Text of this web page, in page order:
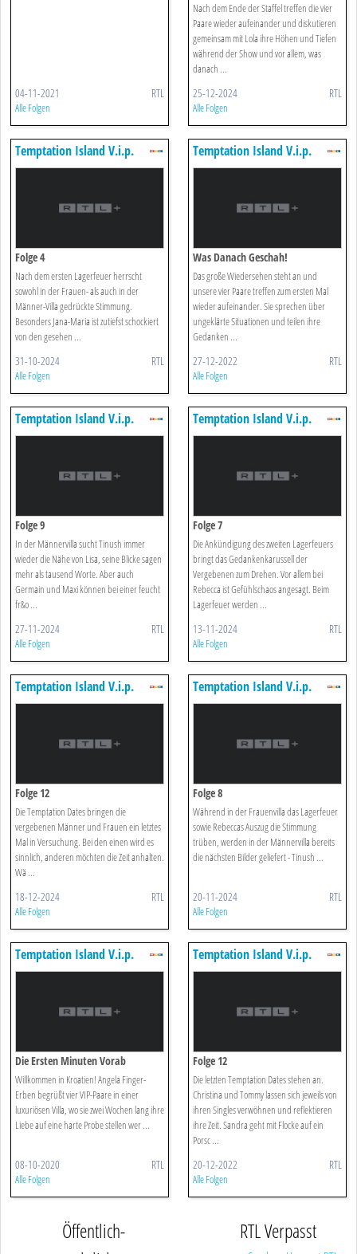
04-11-2021 RTL
Alle Folgen
Nach dem Ende der Staffel treffen die vier
Paare wieder aufeinander und diskutieren
gemeinsam mit Lola ihre Höhen und Tiefen
während der Show und vor allem, was
danach ...
25-12-2024 RTL
Alle Folgen
Temptation Island V.i.p.
Folge 4
Nach dem ersten Lagerfeuer herrscht
sowohl in der Frauen- als auch in der
Männer-Villa gedrückte Stimmung.
Besonders Jana-Maria ist zutiefst schockiert
von den gesehen ...
31-10-2024 RTL
Alle Folgen
Temptation Island V.i.p.
Was Danach Geschah!
Das große Wiedersehen steht an und
unsere vier Paare treffen zum ersten Mal
wieder aufeinander. Sie sprechen über
ungeklärte Situationen und teilen ihre
Gedanken ...
27-12-2022 RTL
Alle Folgen
Temptation Island V.i.p.
Folge 9
In der Männervilla sucht Tinush immer
wieder die Nähe von Lisa, seine Blicke sagen
mehr als tausend Worte. Aber auch
Germain und Maxi können bei einer feucht
fr&o ...
27-11-2024 RTL
Alle Folgen
Temptation Island V.i.p.
Folge 7
Die Ankündigung des zweiten Lagerfeuers
bringt das Gedankenkarussell der
Vergebenen zum Drehen. Vor allem bei
Rebecca ist Gefühlschaos angesagt. Beim
Lagerfeuer werden ...
13-11-2024 RTL
Alle Folgen
Temptation Island V.i.p.
Folge 12
Die Temptation Dates bringen die
vergebenen Männer und Frauen ein letztes
Mal in Versuchung. Bei den einen wird es
sinnlich, anderen möchten die Zeit anhalten.
Wä ...
18-12-2024 RTL
Alle Folgen
Temptation Island V.i.p.
Folge 8
Während in der Frauenvilla das Lagerfeuer
sowie Rebeccas Auszug die Stimmung
trüben, werden in der Männervilla bereits
die nächsten Bilder geliefert - Tinush ...
20-11-2024 RTL
Alle Folgen
Temptation Island V.i.p.
Die Ersten Minuten Vorab
Willkommen in Kroatien! Angela Finger-
Erben begrüßt vier VIP-Paare in einer
luxuriösen Villa, wo sie zwei Wochen lang ihre
Liebe auf eine harte Probe stellen wer ...
08-10-2020 RTL
Alle Folgen
Temptation Island V.i.p.
Folge 12
Die letzten Temptation Dates stehen an.
Christina und Tommy lassen sich jeweils von
ihren Singles verwöhnen und reflektieren
ihre Zeit. Sandra geht mit Flocke auf ein
Porsc ...
20-12-2022 RTL
Alle Folgen
Öffentlich-
RTL Verpasst